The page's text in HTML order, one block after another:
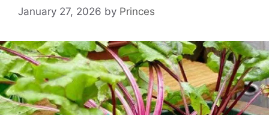
January 27, 2026 by Princes